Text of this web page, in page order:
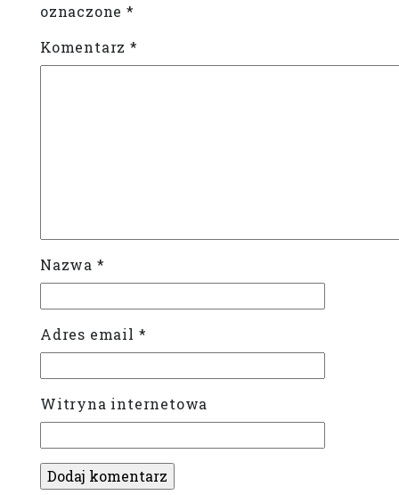
oznaczone*
Komentarz*
Nazwa *
Adres email *
Witryna internetowa